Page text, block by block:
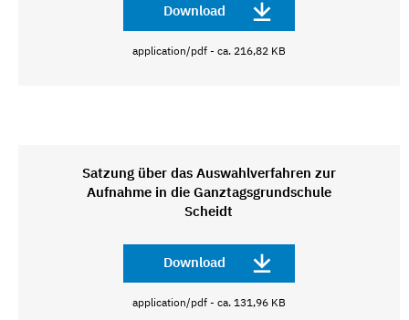
Download
application/pdf - ca. 216,82 KB
Satzung über das Auswahlverfahren zur
Aufnahme in die Ganztagsgrundschule
Scheidt
Download
application/pdf - ca. 131,96 KB